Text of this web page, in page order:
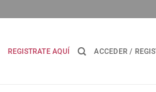
REGISTRATE AQUÍ ACCEDER /